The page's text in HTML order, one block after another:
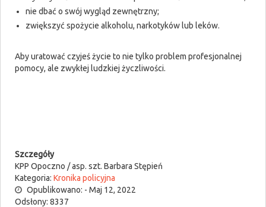
nie dbać o swój wygląd zewnętrzny;
zwiększyć spożycie alkoholu, narkotyków lub leków.
Aby uratować czyjeś życie to nie tylko problem profesjonalnej
pomocy, ale zwykłej ludzkiej życzliwości.
Szczegóły
KPP Opoczno / asp. szt. Barbara Stępień
Kategoria: Kronika policyjna
Opublikowano: - Maj 12, 2022
Odsłony: 8337